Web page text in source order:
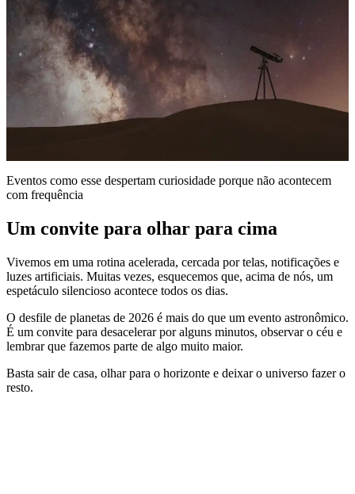
Eventos como esse despertam curiosidade porque não acontecem
com frequência
Um convite para olhar para cima
Vivemos em uma rotina acelerada, cercada por telas, notificações e
luzes artificiais. Muitas vezes, esquecemos que, acima de nós, um
espetáculo silencioso acontece todos os dias.
O desfile de planetas de 2026 é mais do que um evento astronômico.
É um convite para desacelerar por alguns minutos, observar o céu e
lembrar que fazemos parte de algo muito maior.
Basta sair de casa, olhar para o horizonte e deixar o universo fazer o
resto.